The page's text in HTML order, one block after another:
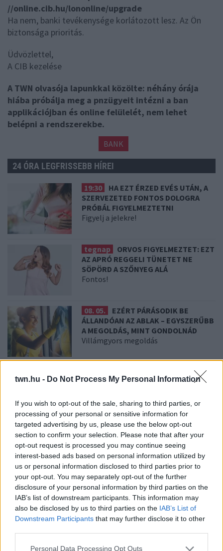
twn.hu - Do Not Process My Personal Information
If you wish to opt-out of the sale, sharing to third parties, or
processing of your personal or sensitive information for
targeted advertising by us, please use the below opt-out
section to confirm your selection. Please note that after your
opt-out request is processed you may continue seeing
interest-based ads based on personal information utilized by
us or personal information disclosed to third parties prior to
your opt-out. You may separately opt-out of the further
disclosure of your personal information by third parties on the
IAB’s list of downstream participants. This information may
also be disclosed by us to third parties on the IAB’s List of
Downstream Participants that may further disclose it to other
Please note that this website/app uses one or more Google
Personal Data Processing Opt Outs
//online.cib.hu/lononline/upgrade
Ha nem, banki tevékenysége korlátozott lesz. Az Ön
biztonsága prioritás.
Üdvözlettel,
A CIB kezelése
A TWN olvasója lapunkkal közölte: néhány órája
hiába próbálja meg a pnzügyeit intézni a ban
applikációjban és online felülelét, nem lehet
belépni a rendszerekbe.
BANK
24 ÓRA LEGFRISSEBB HÍREI
19:30
HA EZT ÉRZED EVÉS UTÁN, A
SZERVEZETED FONTOS DOLOGRA
PRÓBÁL FIGYELMEZTETNI
Figyelj a jelekre!
tegnap
ORVOS FIGYELMEZTET: EZT
AZ APRÓ REGGELI TÜNETET NE
SÖPÖRD A SZŐNYEG ALÁ
Fontos!
08. 05.
EZÉRT PÁRÁSODIK BE
ÁLLANDÓAN AZ ABLAK – EGYSZERŰBB
A MEGOLDÁS, MINT GONDOLNÁD
Villámgyors megoldás
SZÓDABIKARBÓNÁVAL: EZZEL LESZ
A legjobb trükk
08. 03.
HA MINDIG EZT A MONDATOT HASZNÁLOD, AZ
RENDKÍVÜL MAGAS ÉRZELMI INTELLIGENCIÁRA UTALHAT
Te szoktad?
08. 02.
SOKAN ROSSZUL TÁROLJÁK A GYÓGYSZEREIKET –
EMIATT CSÖKKENHET A HATÁSUK
Érdemes odafigyelni rá
08. 01.
EGYRE TÖBB FIATALNÁL JELENTKEZIK EZ A
VITAMINHIÁNY – ILYEN JELEKRE FIGYELJ
Erre figyelj!